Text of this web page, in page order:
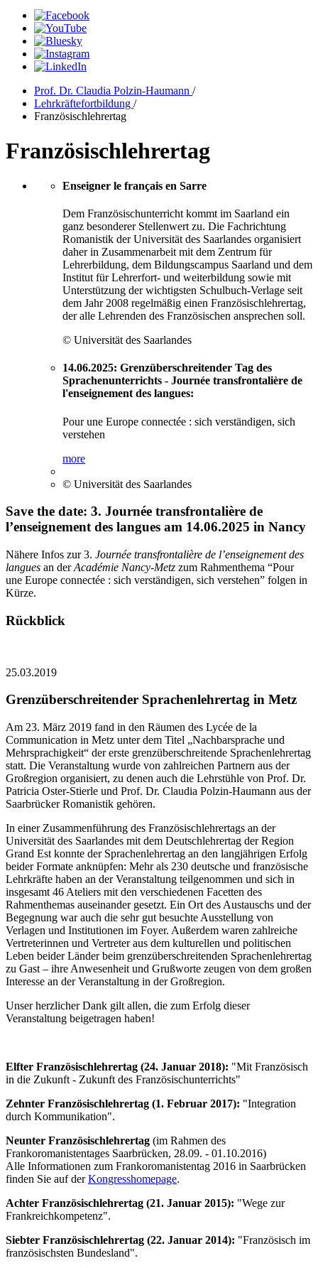
Prof. Dr. Claudia Polzin-Haumann /
Lehrkräftefortbildung /
Französischlehrertag
Französischlehrertag
Enseigner le français en Sarre
Dem Französischunterricht kommt im Saarland ein
ganz besonderer Stellenwert zu. Die Fachrichtung
Romanistik der Universität des Saarlandes organisiert
daher in Zusammenarbeit mit dem Zentrum für
Lehrerbildung, dem Bildungscampus Saarland und dem
Institut für Lehrerfort- und weiterbildung sowie mit
Unterstützung der wichtigsten Schulbuch-Verlage seit
dem Jahr 2008 regelmäßig einen Französischlehrertag,
der alle Lehrenden des Französischen ansprechen soll.
© Universität des Saarlandes
14.06.2025: Grenzüberschreitender Tag des
Sprachenunterrichts - Journée transfrontalière de
l'enseignement des langues:
Pour une Europe connectée : sich verständigen, sich
verstehen
more
© Universität des Saarlandes
Save the date: 3. Journée transfrontalière de
l’enseignement des langues am 14.06.2025 in Nancy
Nähere Infos zur 3. Journée transfrontalière de l’enseignement des
langues an derAcadémie Nancy-Metz zum Rahmenthema “Pour
une Europe connectée : sich verständigen, sich verstehen” folgen in
Kürze.
Rückblick
25.03.2019
Grenzüberschreitender Sprachenlehrertag in Metz
Am 23. März 2019 fand in den Räumen des Lycée de la
Communication in Metz unter dem Titel „Nachbarsprache und
Mehrsprachigkeit“ der erste grenzüberschreitende Sprachenlehrertag
statt. Die Veranstaltung wurde von zahlreichen Partnern aus der
Großregion organisiert, zu denen auch die Lehrstühle von Prof. Dr.
Patricia Oster-Stierle und Prof. Dr. Claudia Polzin-Haumann aus der
Saarbrücker Romanistik gehören.
In einer Zusammenführung des Französischlehrertags an der
Universität des Saarlandes mit dem Deutschlehrertag der Region
Grand Est konnte der Sprachenlehrertag an den langjährigen Erfolg
beider Formate anknüpfen: Mehr als 230 deutsche und französische
Lehrkräfte haben an der Veranstaltung teilgenommen und sich in
insgesamt 46 Ateliers mit den verschiedenen Facetten des
Rahmenthemas auseinander gesetzt. Ein Ort des Austauschs und der
Begegnung war auch die sehr gut besuchte Ausstellung von
Verlagen und Institutionen im Foyer. Außerdem waren zahlreiche
Vertreterinnen und Vertreter aus dem kulturellen und politischen
Leben beider Länder beim grenzüberschreitenden Sprachenlehrertag
zu Gast – ihre Anwesenheit und Grußworte zeugen von dem großen
Interesse an der Veranstaltung in der Großregion.
Unser herzlicher Dank gilt allen, die zum Erfolg dieser
Veranstaltung beigetragen haben!
Elfter Französischlehrertag (24. Januar 2018): "Mit Französisch
in die Zukunft - Zukunft des Französischunterrichts"
Zehnter Französischlehrertag (1. Februar 2017): "Integration
durch Kommunikation".
Neunter Französischlehrertag (im Rahmen des
Frankoromanistentages Saarbrücken, 28.09. - 01.10.2016)
Alle Informationen zum Frankoromanistentag 2016 in Saarbrücken
finden Sie auf derKongresshomepage.
Achter Französischlehrertag (21. Januar 2015): "Wege zur
Frankreichkompetenz".
Siebter Französischlehrertag (22. Januar 2014): "Französisch im
französischsten Bundesland".